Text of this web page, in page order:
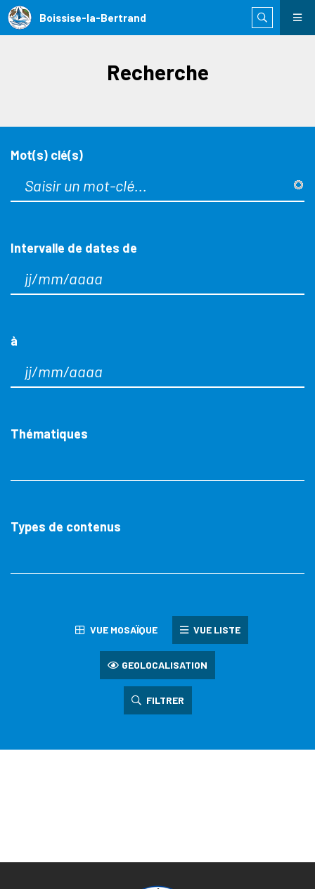
Boissise-la-Bertrand
Recherche
Mot(s) clé(s)
Intervalle de dates de
à
Thématiques
Types de contenus
VUE MOSAÏQUE VUE LISTE
GEOLOCALISATION
FILTRER